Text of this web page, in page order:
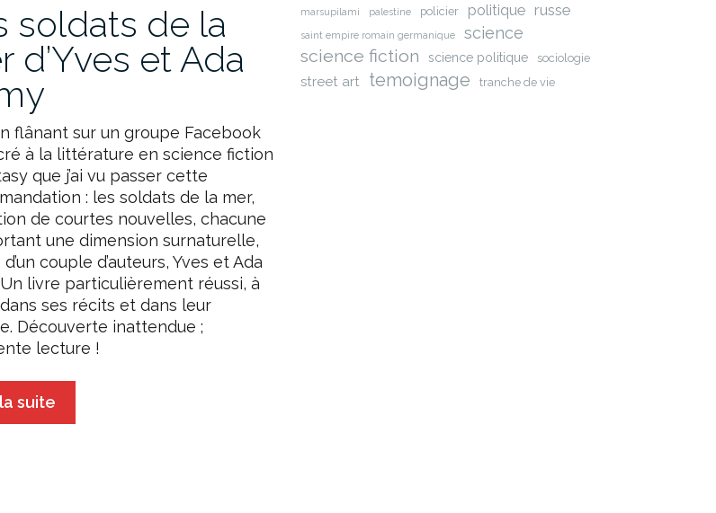
soldats de la
d’Yves et Ada
flânant sur un groupe Facebook
à la littérature en science fiction
que j’ai vu passer cette
: les soldats de la mer,
de courtes nouvelles, chacune
une dimension surnaturelle,
couple d’auteurs, Yves et Ada
Un livre particulièrement réussi, à
ses récits et dans leur
Découverte inattendue ;
lecture !
suite
marsupilami palestine policier politique russe
saint empire romain germanique science
science fiction science politique sociologie
street art temoignage tranche de vie